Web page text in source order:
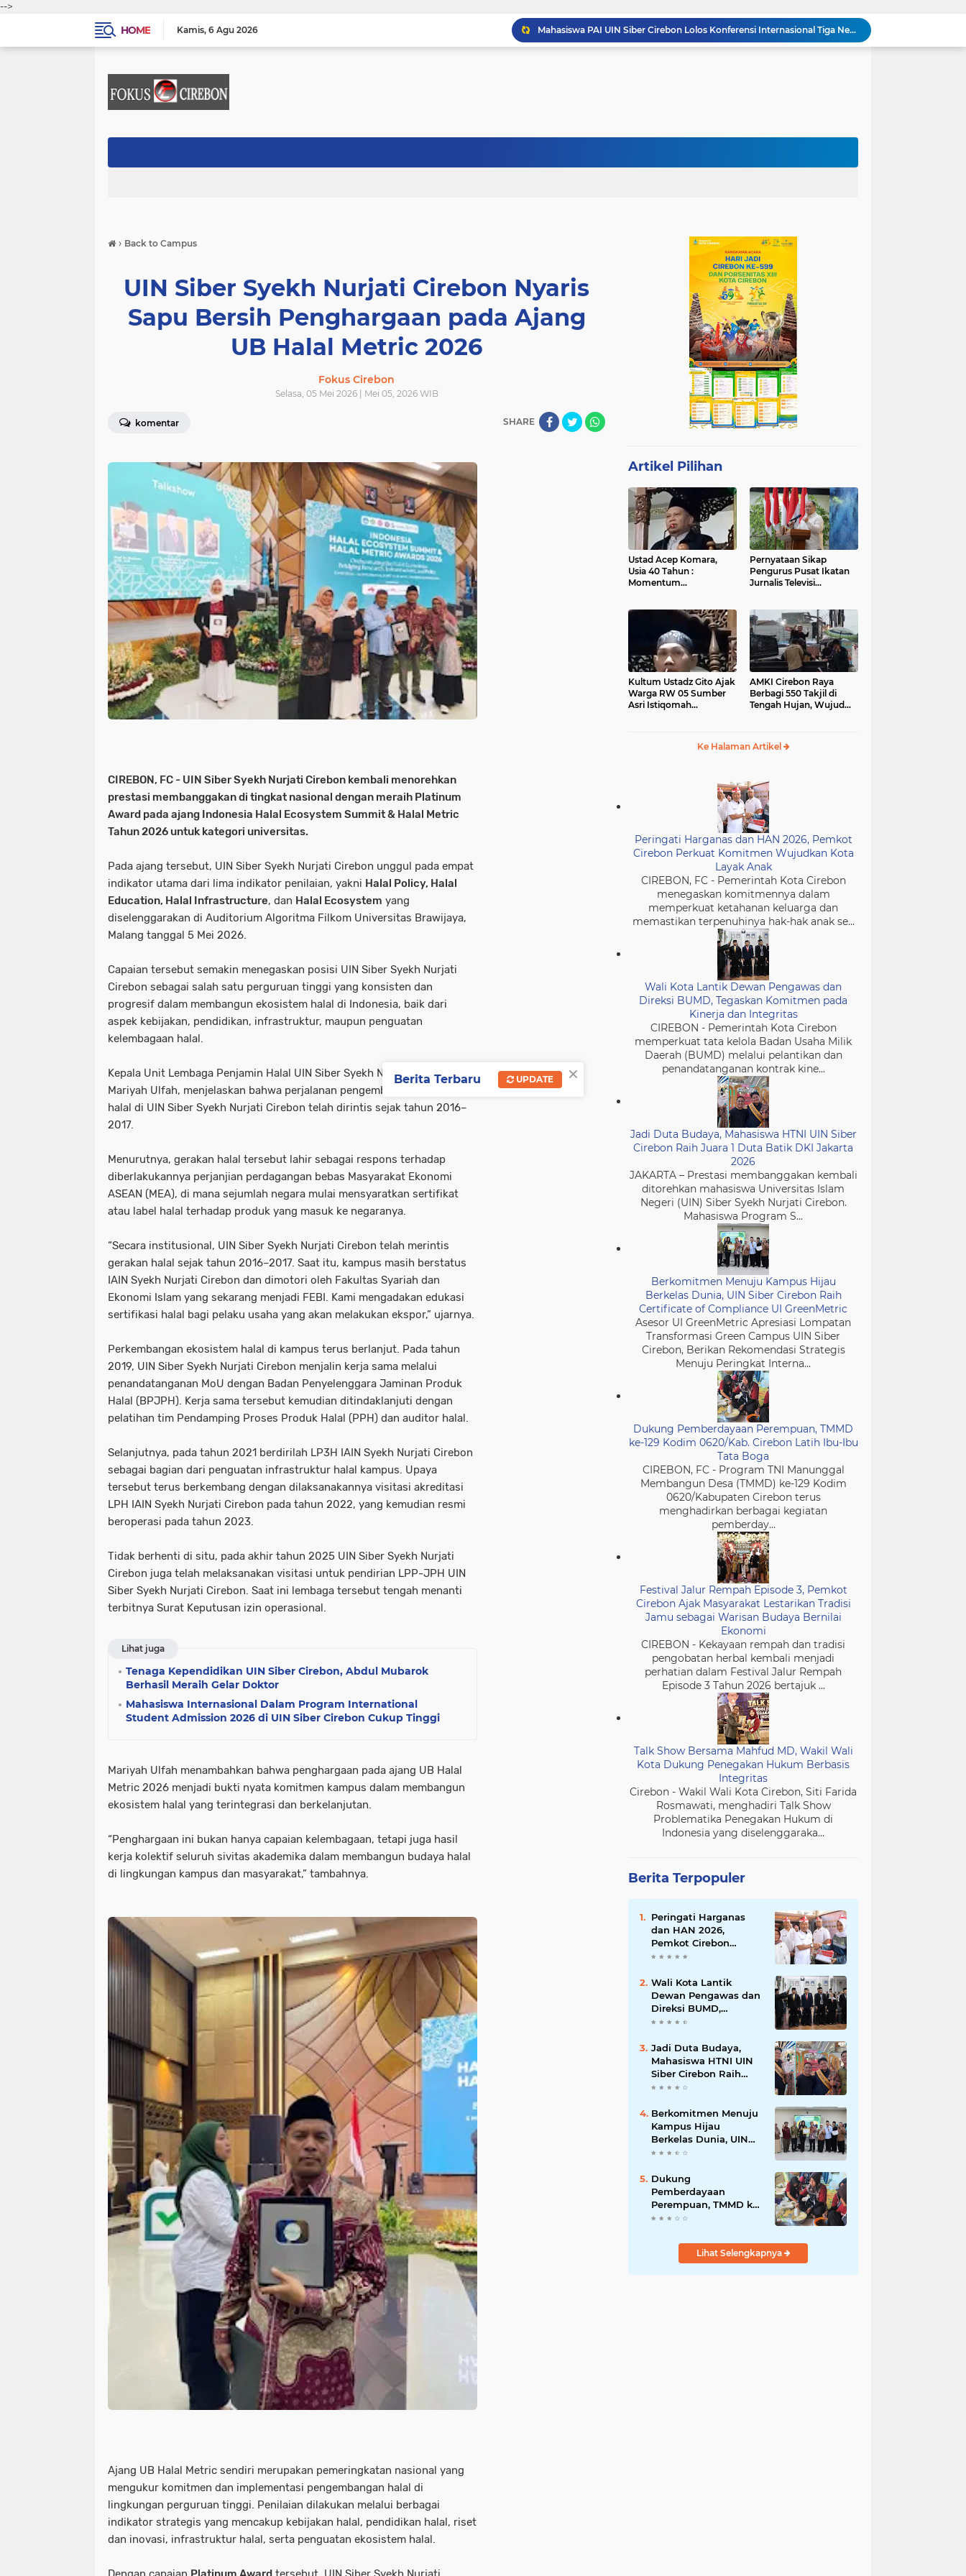
-->
HOME
Kamis 6 Agu 2026
Mahasiswa PAI UIN Siber Cirebon Lolos Konferensi Internasional Tiga Negara
KKN Kelompok 89 UIN Siber Cirebon Berikan Edukasi Kesehatan Gigi Siswa SDN 3 Cipanas
100.000 Jemaah Hadiri Zikir dan Doa Kebangsaan di Monas, Wujud Syukur atas Kemerdekaan
› Back to Campus
UIN Siber Syekh Nurjati Cirebon Nyaris
Sapu Bersih Penghargaan pada Ajang
UB Halal Metric 2026
Fokus Cirebon
Selasa, 05 Mei 2026 | Mei 05, 2026 WIB
komentar SHARE
CIREBON, FC - UIN Siber Syekh Nurjati Cirebon kembali menorehkan
prestasi membanggakan di tingkat nasional dengan meraih Platinum
Award pada ajang Indonesia Halal Ecosystem Summit & Halal Metric
Tahun 2026 untuk kategori universitas.
Pada ajang tersebut, UIN Siber Syekh Nurjati Cirebon unggul pada empat
indikator utama dari lima indikator penilaian, yakni Halal Policy, Halal
Education, Halal Infrastructure, dan Halal Ecosystem yang
diselenggarakan di Auditorium Algoritma Filkom Universitas Brawijaya,
Malang tanggal 5 Mei 2026.
Capaian tersebut semakin menegaskan posisi UIN Siber Syekh Nurjati
Cirebon sebagai salah satu perguruan tinggi yang konsisten dan
progresif dalam membangun ekosistem halal di Indonesia, baik dari
aspek kebijakan, pendidikan, infrastruktur, maupun penguatan
kelembagaan halal.
Kepala Unit Lembaga Penjamin Halal UIN Siber Syekh Nurjati Cirebon,
Mariyah Ulfah, menjelaskan bahwa perjalanan pengembangan ekosistem
halal di UIN Siber Syekh Nurjati Cirebon telah dirintis sejak tahun 2016–
2017.
Menurutnya, gerakan halal tersebut lahir sebagai respons terhadap
diberlakukannya perjanjian perdagangan bebas Masyarakat Ekonomi
ASEAN (MEA), di mana sejumlah negara mulai mensyaratkan sertifikat
atau label halal terhadap produk yang masuk ke negaranya.
“Secara institusional, UIN Siber Syekh Nurjati Cirebon telah merintis
gerakan halal sejak tahun 2016–2017. Saat itu, kampus masih berstatus
IAIN Syekh Nurjati Cirebon dan dimotori oleh Fakultas Syariah dan
Ekonomi Islam yang sekarang menjadi FEBI. Kami mengadakan edukasi
sertifikasi halal bagi pelaku usaha yang akan melakukan ekspor,” ujarnya.
Perkembangan ekosistem halal di kampus terus berlanjut. Pada tahun
2019, UIN Siber Syekh Nurjati Cirebon menjalin kerja sama melalui
penandatanganan MoU dengan Badan Penyelenggara Jaminan Produk
Halal (BPJPH). Kerja sama tersebut kemudian ditindaklanjuti dengan
pelatihan tim Pendamping Proses Produk Halal (PPH) dan auditor halal.
Selanjutnya, pada tahun 2021 berdirilah LP3H IAIN Syekh Nurjati Cirebon
sebagai bagian dari penguatan infrastruktur halal kampus. Upaya
tersebut terus berkembang dengan dilaksanakannya visitasi akreditasi
LPH IAIN Syekh Nurjati Cirebon pada tahun 2022, yang kemudian resmi
beroperasi pada tahun 2023.
Tidak berhenti di situ, pada akhir tahun 2025 UIN Siber Syekh Nurjati
Cirebon juga telah melaksanakan visitasi untuk pendirian LPP-JPH UIN
Siber Syekh Nurjati Cirebon. Saat ini lembaga tersebut tengah menanti
terbitnya Surat Keputusan izin operasional.
Lihat juga
Tenaga Kependidikan UIN Siber Cirebon, Abdul Mubarok
Berhasil Meraih Gelar Doktor
Mahasiswa Internasional Dalam Program International
Student Admission 2026 di UIN Siber Cirebon Cukup Tinggi
Mariyah Ulfah menambahkan bahwa penghargaan pada ajang UB Halal
Metric 2026 menjadi bukti nyata komitmen kampus dalam membangun
ekosistem halal yang terintegrasi dan berkelanjutan.
“Penghargaan ini bukan hanya capaian kelembagaan, tetapi juga hasil
kerja kolektif seluruh sivitas akademika dalam membangun budaya halal
di lingkungan kampus dan masyarakat,” tambahnya.
Ajang UB Halal Metric sendiri merupakan pemeringkatan nasional yang
mengukur komitmen dan implementasi pengembangan halal di
lingkungan perguruan tinggi. Penilaian dilakukan melalui berbagai
indikator strategis yang mencakup kebijakan halal, pendidikan halal, riset
dan inovasi, infrastruktur halal, serta penguatan ekosistem halal.
Artikel Pilihan
Ustad Acep Komara,
Usia 40 Tahun :
Momentum
Pernyataan Sikap
Pengurus Pusat Ikatan
Jurnalis Televisi
Kultum Ustadz Gito Ajak
Warga RW 05 Sumber
Asri Istiqomah
AMKI Cirebon Raya
Berbagi 550 Takjil di
Tengah Hujan, Wujud
Ke Halaman Artikel
Peringati Harganas dan HAN 2026, Pemkot
Cirebon Perkuat Komitmen Wujudkan Kota
Layak Anak
CIREBON, FC - Pemerintah Kota Cirebon
menegaskan komitmennya dalam
memperkuat ketahanan keluarga dan
memastikan terpenuhinya hak-hak anak se...
Wali Kota Lantik Dewan Pengawas dan
Direksi BUMD, Tegaskan Komitmen pada
Kinerja dan Integritas
CIREBON - Pemerintah Kota Cirebon
memperkuat tata kelola Badan Usaha Milik
Daerah (BUMD) melalui pelantikan dan
penandatanganan kontrak kine...
Jadi Duta Budaya, Mahasiswa HTNI UIN Siber
Cirebon Raih Juara 1 Duta Batik DKI Jakarta
2026
JAKARTA – Prestasi membanggakan kembali
ditorehkan mahasiswa Universitas Islam
Negeri (UIN) Siber Syekh Nurjati Cirebon.
Mahasiswa Program S...
Berkomitmen Menuju Kampus Hijau
Berkelas Dunia, UIN Siber Cirebon Raih
Certificate of Compliance UI GreenMetric
Asesor UI GreenMetric Apresiasi Lompatan
Transformasi Green Campus UIN Siber
Cirebon, Berikan Rekomendasi Strategis
Menuju Peringkat Interna...
Dukung Pemberdayaan Perempuan, TMMD
ke-129 Kodim 0620/Kab. Cirebon Latih Ibu-Ibu
Tata Boga
CIREBON, FC - Program TNI Manunggal
Membangun Desa (TMMD) ke-129 Kodim
0620/Kabupaten Cirebon terus
menghadirkan berbagai kegiatan
pemberday...
Festival Jalur Rempah Episode 3, Pemkot
Cirebon Ajak Masyarakat Lestarikan Tradisi
Jamu sebagai Warisan Budaya Bernilai
Ekonomi
CIREBON - Kekayaan rempah dan tradisi
pengobatan herbal kembali menjadi
perhatian dalam Festival Jalur Rempah
Episode 3 Tahun 2026 bertajuk ...
Talk Show Bersama Mahfud MD, Wakil Wali
Kota Dukung Penegakan Hukum Berbasis
Integritas
Cirebon - Wakil Wali Kota Cirebon, Siti Farida
Rosmawati, menghadiri Talk Show
Problematika Penegakan Hukum di
Indonesia yang diselenggaraka...
Berita Terpopuler
Peringati Harganas
dan HAN 2026,
Pemkot Cirebon
Perkuat Komitmen
Anak
Wali Kota Lantik
Dewan Pengawas dan
Direksi BUMD,
Tegaskan Komitmen
Integritas
Jadi Duta Budaya,
Mahasiswa HTNI UIN
Siber Cirebon Raih
Juara 1 Duta Batik DKI
Berkomitmen Menuju
Kampus Hijau
Berkelas Dunia, UIN
Siber Cirebon Raih
Compliance UI
GreenMetric
Dukung
Pemberdayaan
Perempuan, TMMD ke-
129 Kodim 0620/Kab.
Tata Boga
Lihat Selengkapnya
×
Berita Terbaru UPDATE